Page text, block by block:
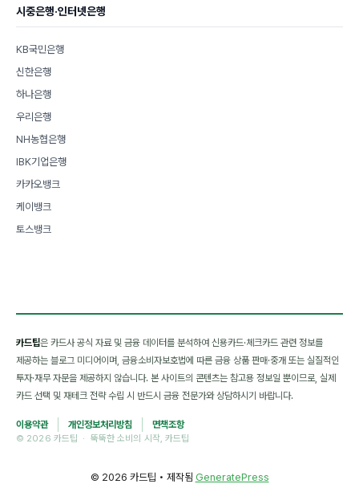
시중은행·인터넷은행
KB국민은행
신한은행
하나은행
우리은행
NH농협은행
IBK기업은행
카카오뱅크
케이뱅크
토스뱅크
카드팁은 카드사 공식 자료 및 금융 데이터를 분석하여 신용카드·체크카드 관련 정보를
제공하는 블로그 미디어이며, 금융소비자보호법에 따른 금융 상품 판매·중개 또는 실질적인
투자·재무 자문을 제공하지 않습니다. 본 사이트의 콘텐츠는 참고용 정보일 뿐이므로, 실제
카드 선택 및 재테크 전략 수립 시 반드시 금융 전문가와 상담하시기 바랍니다.
이용약관 개인정보처리방침
면책조항
© 2026 카드팁 · 뚝뚝한 소비의 시작, 카드팁
© 2026 카드팁 • 제작됨 GeneratePress